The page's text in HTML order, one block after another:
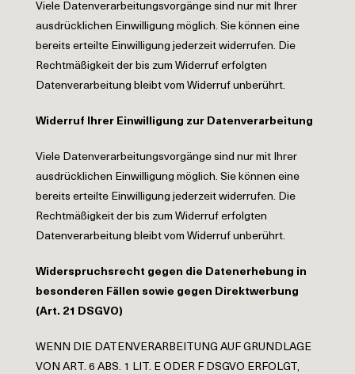
Viele Datenverarbeitungsvorgänge sind nur mit Ihrer
ausdrücklichen Einwilligung möglich. Sie können eine
bereits erteilte Einwilligung jederzeit widerrufen. Die
Rechtmäßigkeit der bis zum Widerruf erfolgten
Datenverarbeitung bleibt vom Widerruf unberührt.
Widerruf Ihrer Einwilligung zur Datenverarbeitung
Viele Datenverarbeitungsvorgänge sind nur mit Ihrer
ausdrücklichen Einwilligung möglich. Sie können eine
bereits erteilte Einwilligung jederzeit widerrufen. Die
Rechtmäßigkeit der bis zum Widerruf erfolgten
Datenverarbeitung bleibt vom Widerruf unberührt.
Widerspruchsrecht gegen die Datenerhebung in
besonderen Fällen sowie gegen Direktwerbung
(Art. 21 DSGVO)
WENN DIE DATENVERARBEITUNG AUF GRUNDLAGE
VON ART. 6 ABS. 1 LIT. E ODER F DSGVO ERFOLGT,